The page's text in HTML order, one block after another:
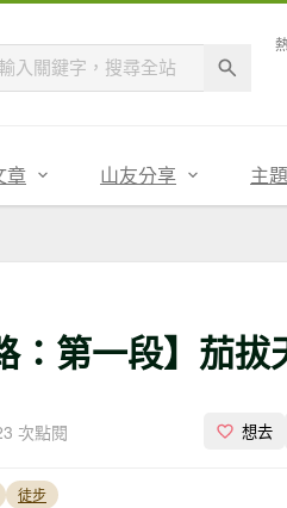
章 山友分享 主
：第一段】茄
次點閱 想去
徒步